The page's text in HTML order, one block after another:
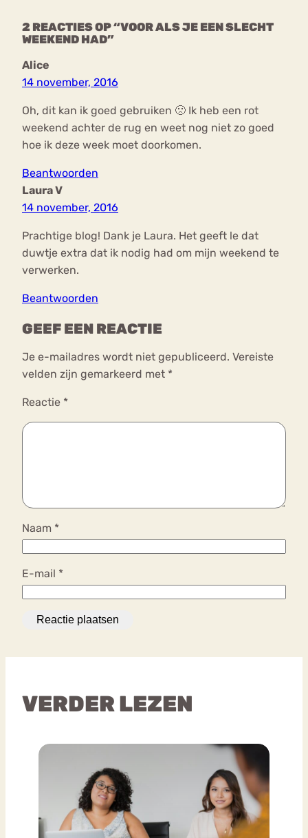
2 REACTIES OP “VOOR ALS JE EEN SLECHT
WEEKEND HAD”
Alice
14 november, 2016
Oh, dit kan ik goed gebruiken 🙁 Ik heb een rot
weekend achter de rug en weet nog niet zo goed
hoe ik deze week moet doorkomen.
Beantwoorden
Laura V
14 november, 2016
Prachtige blog! Dank je Laura. Het geeft le dat
duwtje extra dat ik nodig had om mijn weekend te
verwerken.
Beantwoorden
GEEF EEN REACTIE
Je e-mailadres wordt niet gepubliceerd. Vereiste
velden zijn gemarkeerd met *
Reactie *
Naam *
E-mail *
VERDER LEZEN